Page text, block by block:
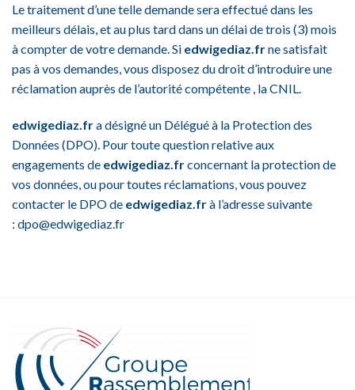
Le traitement d’une telle demande sera effectué dans les
meilleurs délais, et au plus tard dans un délai de trois (3) mois
à compter de votre demande. Si edwigediaz.frne satisfait
pas à vos demandes, vous disposez du droit d’introduire une
réclamation auprès de l’autorité compétente , la CNIL.
edwigediaz.fra désigné un Délégué à la Protection des
Données (DPO). Pour toute question relative aux
engagements de edwigediaz.frconcernant la protection de
vos données, ou pour toutes réclamations, vous pouvez
contacter le DPO de edwigediaz.frà l’adresse suivante
: dpo@edwigediaz.fr